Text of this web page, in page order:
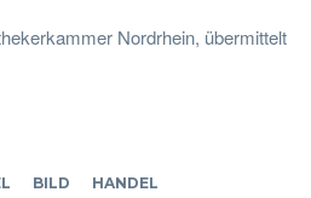
Nordrhein, übermittelt
BILD HANDEL